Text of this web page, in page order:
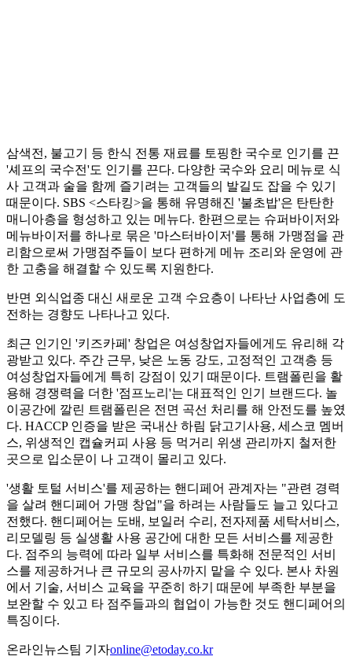
삼색전, 불고기 등 한식 전통 재료를 토핑한 국수로 인기를 끈
'셰프의 국수전'도 인기를 끈다. 다양한 국수와 요리 메뉴로 식
사 고객과 술을 함께 즐기려는 고객들의 발길도 잡을 수 있기
때문이다. SBS <스타킹>을 통해 유명해진 '불초밥'은 탄탄한
매니아층을 형성하고 있는 메뉴다. 한편으로는 슈퍼바이저와
메뉴바이저를 하나로 묶은 '마스터바이저'를 통해 가맹점을 관
리함으로써 가맹점주들이 보다 편하게 메뉴 조리와 운영에 관
한 고충을 해결할 수 있도록 지원한다.
반면 외식업종 대신 새로운 고객 수요층이 나타난 사업층에 도
전하는 경향도 나타나고 있다.
최근 인기인 '키즈카페' 창업은 여성창업자들에게도 유리해 각
광받고 있다. 주간 근무, 낮은 노동 강도, 고정적인 고객층 등
여성창업자들에게 특히 강점이 있기 때문이다. 트램폴린을 활
용해 경쟁력을 더한 '점프노리'는 대표적인 인기 브랜드다. 놀
이공간에 깔린 트램폴린은 전면 곡선 처리를 해 안전도를 높였
다. HACCP 인증을 받은 국내산 하림 닭고기사용, 세스코 멤버
스, 위생적인 캡슐커피 사용 등 먹거리 위생 관리까지 철저한
곳으로 입소문이 나 고객이 몰리고 있다.
'생활 토털 서비스'를 제공하는 핸디페어 관계자는 "관련 경력
을 살려 핸디페어 가맹 창업"을 하려는 사람들도 늘고 있다고
전했다. 핸디페어는 도배, 보일러 수리, 전자제품 세탁서비스,
리모델링 등 실생활 사용 공간에 대한 모든 서비스를 제공한
다. 점주의 능력에 따라 일부 서비스를 특화해 전문적인 서비
스를 제공하거나 큰 규모의 공사까지 맡을 수 있다. 본사 차원
에서 기술, 서비스 교육을 꾸준히 하기 때문에 부족한 부분을
보완할 수 있고 타 점주들과의 협업이 가능한 것도 핸디페어의
특징이다.
온라인뉴스팀 기자online@etoday.co.kr